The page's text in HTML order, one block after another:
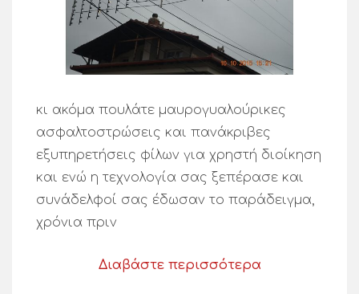
κι ακόμα πουλάτε μαυρογυαλούρικες
ασφαλτοστρώσεις και πανάκριβες
εξυπηρετήσεις φίλων για χρηστή διοίκηση
και ενώ η τεχνολογία σας ξεπέρασε και
συνάδελφοί σας έδωσαν το παράδειγμα,
χρόνια πριν
Διαβάστε περισσότερα